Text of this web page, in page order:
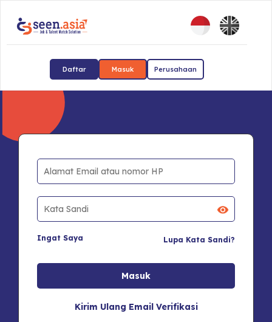
Daftar Masuk Perusahaan
Ingat Saya Lupa Kata Sandi?
Kirim Ulang Email Verifikasi